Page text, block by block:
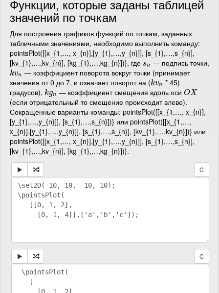
Функции, которые заданы таблицей
значений по точкам
Для построения графиков функций по точкам, заданных
табличными значениями, необходимо выполнить команду:
pointsPlot([[x_{1,…, x_{n}],[y_{1},…,y_{n}]], [s_{1},…,s_{n}],
[kv_{1},…,kv_{n}], [kg_{1},…,kg_{n}])}, где sn
sn — подпись точки,
kvn
kvn — коэффициент поворота вокруг точки (принимает
значения от 0 до 7, и означает поворот на (kvn
kvn * 45)
градусов), kgn
kgn — коэффициент смещения вдоль осиOX
OX
(если отрицательный то смещение происходит влево).
Сокращенные варианты команды: pointsPlot([[x_{1,…, x_{n}],
[y_{1},…,y_{n}]], [s_{1},…,s_{n}])} или pointsPlot([[x_{1,…,
x_{n}],[y_{1},…,y_{n}]], [s_{1},…,s_{n}], [kv_{1},…,kv_{n}])} или
pointsPlot([[x_{1,…, x_{n}],[y_{1},…,y_{n}]], [s_{1},…,s_{n}],
[kv_{1},…,kv_{n}], [kg_{1},…,kg_{n}])}.
C
C